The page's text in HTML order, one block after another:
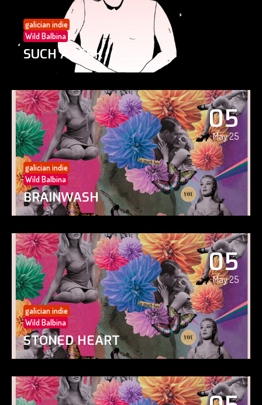
galician indie
Wild Balbina
SUCH A JERK
05
May 25
galician indie
Wild Balbina
BRAINWASH
05
May 25
galician indie
Wild Balbina
STONED HEART